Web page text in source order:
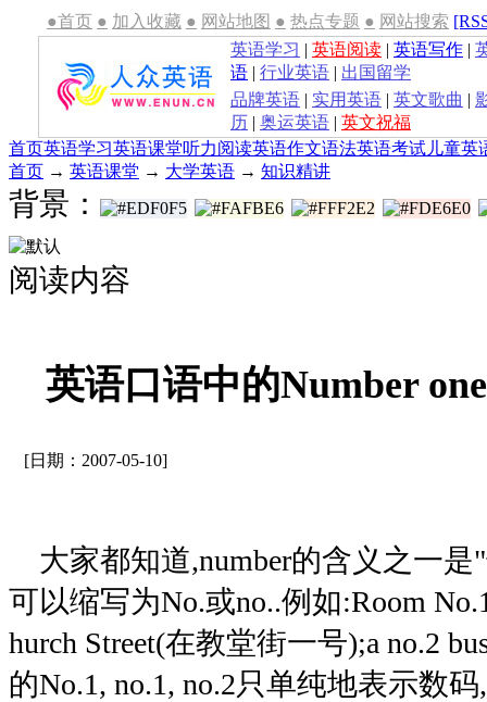
●首页 ● 加入收藏 ● 网站地图 ● 热点专题 ● 网站搜索
英语学习 | 英语阅读 | 英语写作 |
语 | 行业英语 | 出国留学
品牌英语 | 实用英语 | 英文歌曲 |
历 | 奥运英语 | 英文祝福
首页英语学习英语课堂听力阅读英语作文语法英语考试 儿童英
首页 → 英语课堂 → 大学英语 → 知识精讲
背景：
阅读内容
英语口语中的Number
[日期：2007-05-10]
大家都知道,number的含义之一
可以缩写为No.或no..例如:Room
hurch Street(在教堂街一号);a no.2
的No.1, no.1, no.2只单纯地表示数